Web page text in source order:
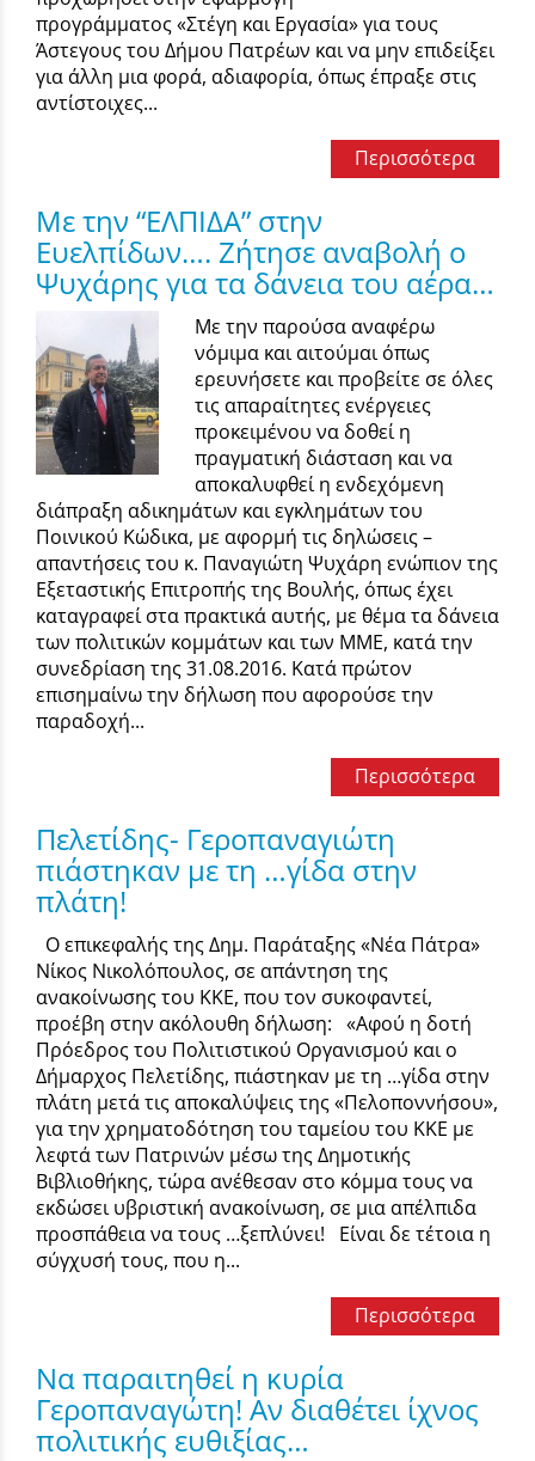
προγράμματος «Στέγη και Εργασία» για τους
Άστεγους του Δήμου Πατρέων και να μην επιδείξει
για άλλη μια φορά, αδιαφορία, όπως έπραξε στις
αντίστοιχες...
Περισσότερα
Με την “ΕΛΠΙΔΑ” στην
Ευελπίδων…. Ζήτησε αναβολή ο
Ψυχάρης για τα δάνεια του αέρα…
Με την παρούσα αναφέρω
νόμιμα και αιτούμαι όπως
ερευνήσετε και προβείτε σε όλες
τις απαραίτητες ενέργειες
προκειμένου να δοθεί η
πραγματική διάσταση και να
αποκαλυφθεί η ενδεχόμενη
διάπραξη αδικημάτων και εγκλημάτων του
Ποινικού Κώδικα, με αφορμή τις δηλώσεις –
απαντήσεις του κ. Παναγιώτη Ψυχάρη ενώπιον της
Εξεταστικής Επιτροπής της Βουλής, όπως έχει
καταγραφεί στα πρακτικά αυτής, με θέμα τα δάνεια
των πολιτικών κομμάτων και των ΜΜΕ, κατά την
συνεδρίαση της 31.08.2016. Κατά πρώτον
επισημαίνω την δήλωση που αφορούσε την
παραδοχή...
Περισσότερα
Πελετίδης- Γεροπαναγιώτη
πιάστηκαν με τη …γίδα στην
πλάτη!
Ο επικεφαλής της Δημ. Παράταξης «Νέα Πάτρα»
Νίκος Νικολόπουλος, σε απάντηση της
ανακοίνωσης του ΚΚΕ, που τον συκοφαντεί,
προέβη στην ακόλουθη δήλωση: «Αφού η δοτή
Πρόεδρος του Πολιτιστικού Οργανισμού και ο
Δήμαρχος Πελετίδης, πιάστηκαν με τη …γίδα στην
πλάτη μετά τις αποκαλύψεις της «Πελοποννήσου»,
για την χρηματοδότηση του ταμείου του ΚΚΕ με
λεφτά των Πατρινών μέσω της Δημοτικής
Βιβλιοθήκης, τώρα ανέθεσαν στο κόμμα τους να
εκδώσει υβριστική ανακοίνωση, σε μια απέλπιδα
προσπάθεια να τους …ξεπλύνει! Είναι δε τέτοια η
σύγχυσή τους, που η...
Περισσότερα
Να παραιτηθεί η κυρία
Γεροπαναγώτη! Αν διαθέτει ίχνος
πολιτικής ευθιξίας…